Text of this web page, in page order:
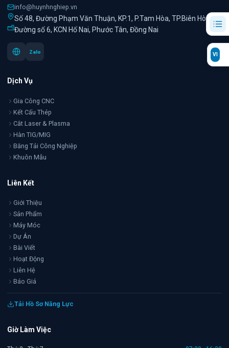
info@huynhnghiep.vn
Số 48, Đường Phạm Văn Thuận, KP.1, P.Tam Hòa, TP.Biên Hòa
Đường số 6, KCN Hố Nai, Phước Tân, Đồng Nai
Zalo
Dịch Vụ
Gia Công CNC
Kết Cấu Thép
Cắt Laser & Plasma
Hàn TIG/MIG
Băng Tải Công Nghiệp
Khuôn Mẫu
Liên Kết
Giới Thiệu
Sản Phẩm
Máy Móc
Dự Án
Bài Viết
Hoạt Động
Liên Hệ
Báo Giá
Tải Hồ Sơ Năng Lực
Giờ Làm Việc
VI